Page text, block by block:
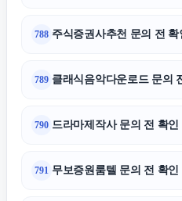
788 주식증권사추천 문의 전 확
789 클래식음악다운로드 문의
790 드라마제작사 문의 전 확인
791 무보증원룸텔 문의 전 확인